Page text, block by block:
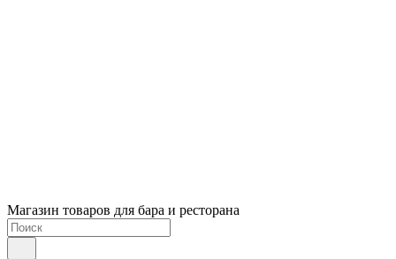
Магазин товаров для бара и ресторана